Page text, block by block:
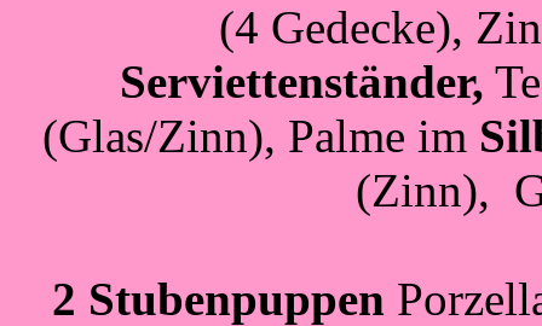
(4 Gedecke),
Serviettenständer,
(Glas/Zinn), Palme im
(Zinn),
2 Stubenpuppen